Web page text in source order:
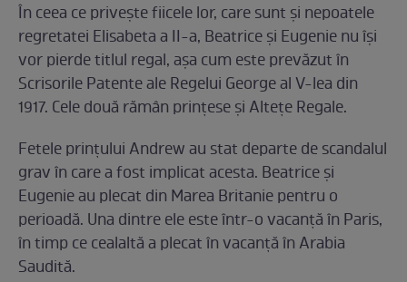
În ceea ce privește fiicele lor, care sunt și nepoatele
regretatei Elisabeta a II-a, Beatrice și Eugenie nu își
vor pierde titlul regal, așa cum este prevăzut în
Scrisorile Patente ale Regelui George al V-lea din
1917. Cele două rămân prințese și Altețe Regale.
Fetele prințului Andrew au stat departe de scandalul
grav în care a fost implicat acesta. Beatrice și
Eugenie au plecat din Marea Britanie pentru o
perioadă. Una dintre ele este într-o vacanță în Paris,
în timp ce cealaltă a plecat în vacanță în Arabia
Saudită.